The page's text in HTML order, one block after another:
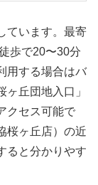
ています。最寄
歩で20〜30分
用する場合はバ
丘団地入口」
クセス可能で
桜ヶ丘店）の近
ると分かりやす